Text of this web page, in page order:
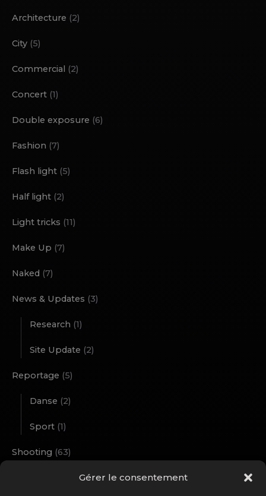
Gérer le consentement
Architecture (2)
City (5)
Commercial (2)
Concert (1)
Double exposure (6)
Fashion (7)
Flash light (5)
Half light (2)
Light tricks (11)
Make Up (7)
Naked (7)
News & Updates (3)
Research (1)
Site Update (2)
Reportage (5)
Danse (2)
Sport (1)
Shooting (63)
(12)